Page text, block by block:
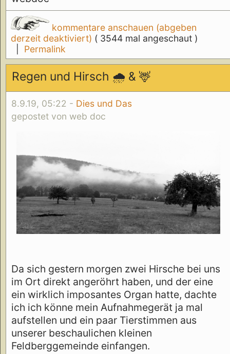
kommentare anschauen (abgeben
derzeit deaktiviert) ( 3544 mal angeschaut )
Permalink
Regen und Hirsch 🌧️ & 🦌
8.9.19, 05:22 - Dies und Das
gepostet von web doc
Da sich gestern morgen zwei Hirsche bei uns
im Ort direkt angeröhrt haben, und der eine
ein wirklich imposantes Organ hatte, dachte
ich ich könne mein Aufnahmegerät ja mal
aufstellen und ein paar Tierstimmen aus
unserer beschaulichen kleinen
Feldberggemeinde einfangen.